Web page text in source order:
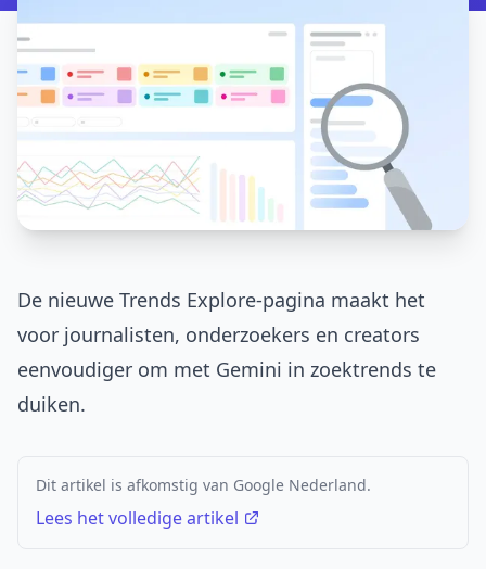
De nieuwe Trends Explore-pagina maakt het
voor journalisten, onderzoekers en creators
eenvoudiger om met Gemini in zoektrends te
duiken.
Dit artikel is afkomstig van Google Nederland.
Lees het volledige artikel